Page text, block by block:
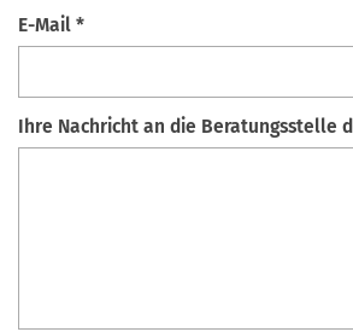
E-Mail *
Ihre Nachricht an die Beratungsstelle